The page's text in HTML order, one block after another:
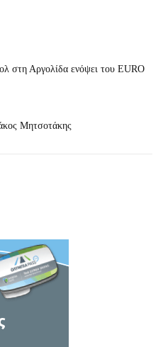
στη Αργολίδα ενόψει του EURO
Μητσοτάκης